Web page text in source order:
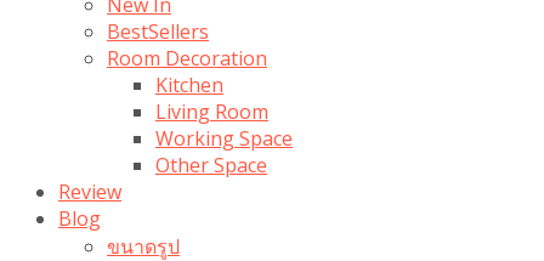
BestSellers
Room Decoration
Kitchen
Living Room
Working Space
Other Space
Review
Blog
ขนาดรูป